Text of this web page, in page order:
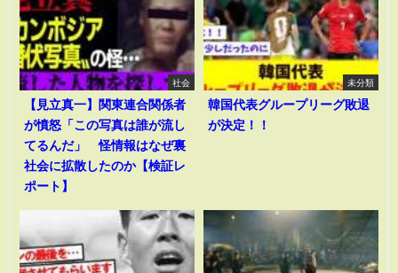
社会
【見立真一】関東連合関係者
が憤怒「この写真は誰が流し
てるんだ」 怪情報はなぜ裏
社会に拡散したのか【検証レ
ポート】
未分類
韓国代表グループリーグ敗退
が決定！！